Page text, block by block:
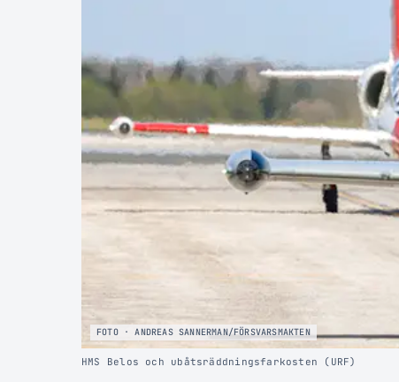
FOTO · ANDREAS SANNERMAN/FÖRSVARSMAKTEN
HMS Belos och ubåtsräddningsfarkosten (URF)